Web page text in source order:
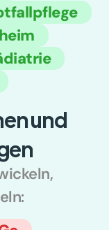
und